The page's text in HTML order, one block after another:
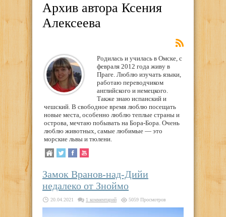
Архив автора Ксения
Алексеева
Родилась и училась в Омске, с
февраля 2012 года живу в
Праге. Люблю изучать языки,
работаю переводчиком
английского и немецкого.
Также знаю испанский и
чешский. В свободное время люблю посещать
новые места, особенно люблю теплые страны и
острова, мечтаю побывать на Бора-Бора. Очень
люблю животных, самые любимые — это
морские львы и тюлени.
Замок Вранов-над-Дийи
недалеко от Зноймо
20.04.2021 1 комментарий 5059 Просмотров